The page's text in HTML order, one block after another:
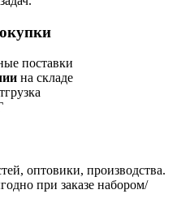
поставки
на складе
оптовики, производства.
при заказе набором/